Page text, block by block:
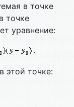
в точке
точке
уравнение:
.
этой точке: